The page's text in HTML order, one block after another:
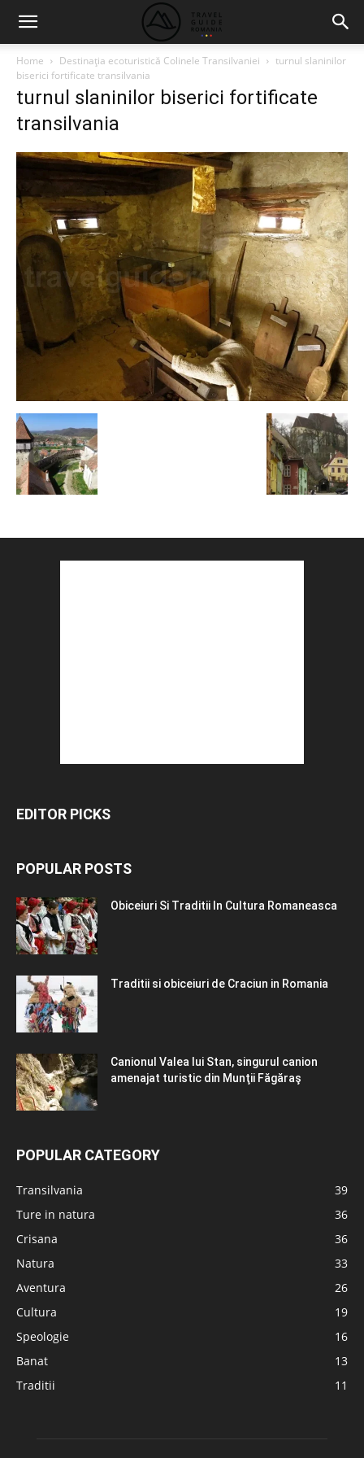
Home Destinaţia ecoturistică Colinele Transilvaniei
turnul slaninilor
biserici fortificate transilvania
turnul slaninilor biserici fortificate
transilvania
EDITOR PICKS
POPULAR POSTS
Obiceiuri Si Traditii In Cultura Romaneasca
Traditii si obiceiuri de Craciun in Romania
Canionul Valea lui Stan, singurul canion
amenajat turistic din Munţii Făgăraş
POPULAR CATEGORY
Transilvania
39
Ture in natura
36
Crisana
36
Natura
33
Aventura
26
Cultura
19
Speologie
16
Banat
13
Traditii
11